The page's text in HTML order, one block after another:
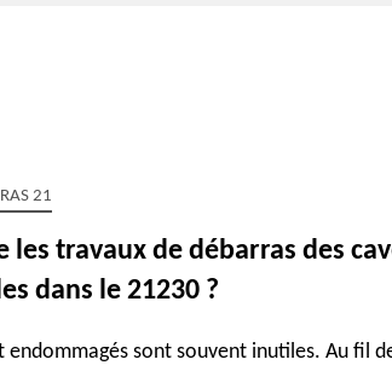
21
les travaux de débarras des
dans le 21230 ?
endommagés sont souvent inutiles. Au fil